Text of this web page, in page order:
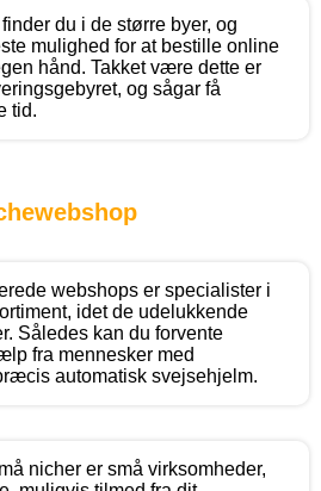
du i de større byer, og
mulighed for at bestille online
hånd. Takket være dette er
og sågar få
tid.
webshops er specialister i
idet de udelukkende
Således kan du forvente
fra mennesker med
automatisk svejsehjelm.
nicher er små virksomheder,